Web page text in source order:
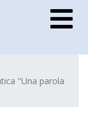
"Una parola